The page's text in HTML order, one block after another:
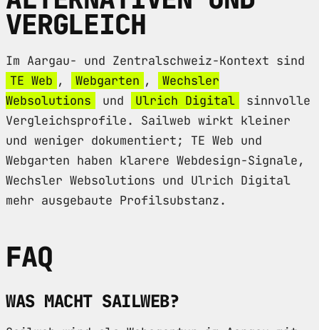
VERGLEICH
Im Aargau- und Zentralschweiz-Kontext sind
TE Web , Webgarten ,
Wechsler
Websolutions
und Ulrich Digital
sinnvolle
Vergleichsprofile. Sailweb wirkt kleiner
und weniger dokumentiert; TE Web und
Webgarten haben klarere Webdesign-Signale,
Wechsler Websolutions und Ulrich Digital
mehr ausgebaute Profilsubstanz.
FAQ
WAS MACHT SAILWEB?